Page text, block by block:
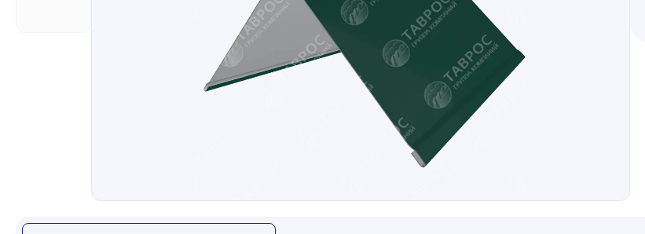
Профили для гипсокартона